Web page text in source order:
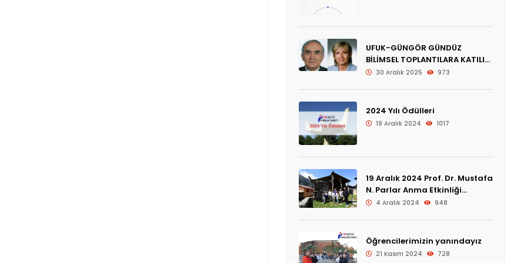
UFUK-GÜNGÖR GÜNDÜZ
BİLİMSEL TOPLANTILARA KATILIM
ÖDÜLÜ
30 Aralık 2025 973
2024 Yılı Ödülleri
19 Aralık 2024 1017
19 Aralık 2024 Prof. Dr. Mustafa
N. Parlar Anma Etkinliği
Programı
4 Aralık 2024 948
Öğrencilerimizin yanındayız
21 Kasım 2024 728